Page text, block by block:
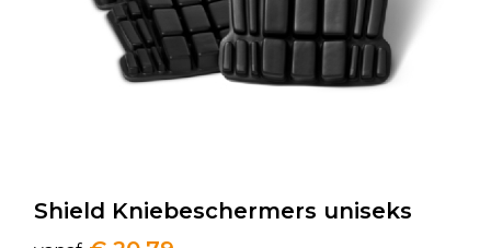
Shield Kniebeschermers uniseks